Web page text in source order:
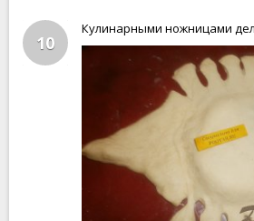
10
Кулинарными ножницами